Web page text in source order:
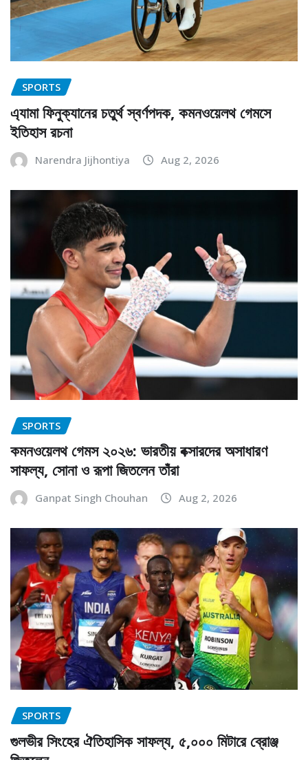
SPORTS
এ্যামা ফিনুক্যানের চতুর্থ স্বর্ণপদক, কমনওয়েলথ গেমসে
ইতিহাস রচনা
Narendra Jijhontiya Aug 2, 2026
SPORTS
কমনওয়েলথ গেমস ২০২৬: ভারতীয় বক্সারদের অসাধারণ
সাফল্য, সোনা ও রূপা জিতলেন তাঁরা
Ganpat Singh Chouhan Aug 2, 2026
SPORTS
গুলভীর সিংহের ঐতিহাসিক সাফল্য, ৫,০০০ মিটারে ব্রোঞ্জ